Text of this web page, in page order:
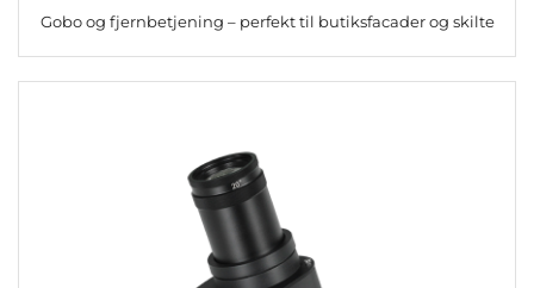
Gobo og fjernbetjening – perfekt til butiksfacader og skilte